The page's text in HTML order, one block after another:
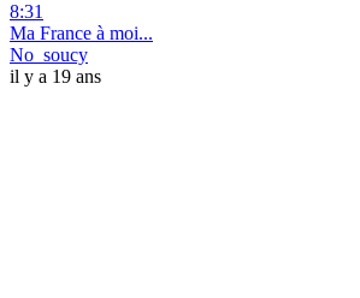
8:31
Ma France à moi...
No_soucy
il y a 19 ans